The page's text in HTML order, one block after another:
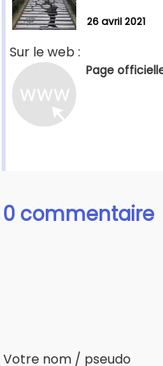
26 avril 2021
Sur le web :
Page
0 commentaire
Votre nom / pseudo